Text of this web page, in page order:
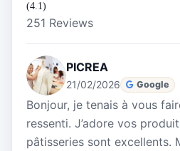
(4.1)
251 Reviews
PICREA
21/02/2026 Google
Bonjour, je tenais à vous
ressenti. J’adore vos
pâtisseries sont excellents.